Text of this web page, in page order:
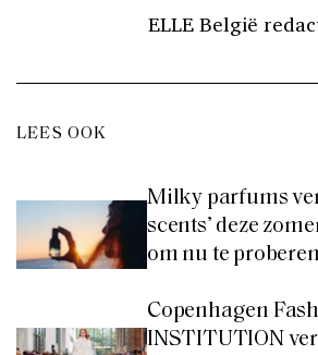
ELLE België
LEES OOK
Milky parfums
scents’ deze
om nu te proberen
Copenhagen
INSTITUTION